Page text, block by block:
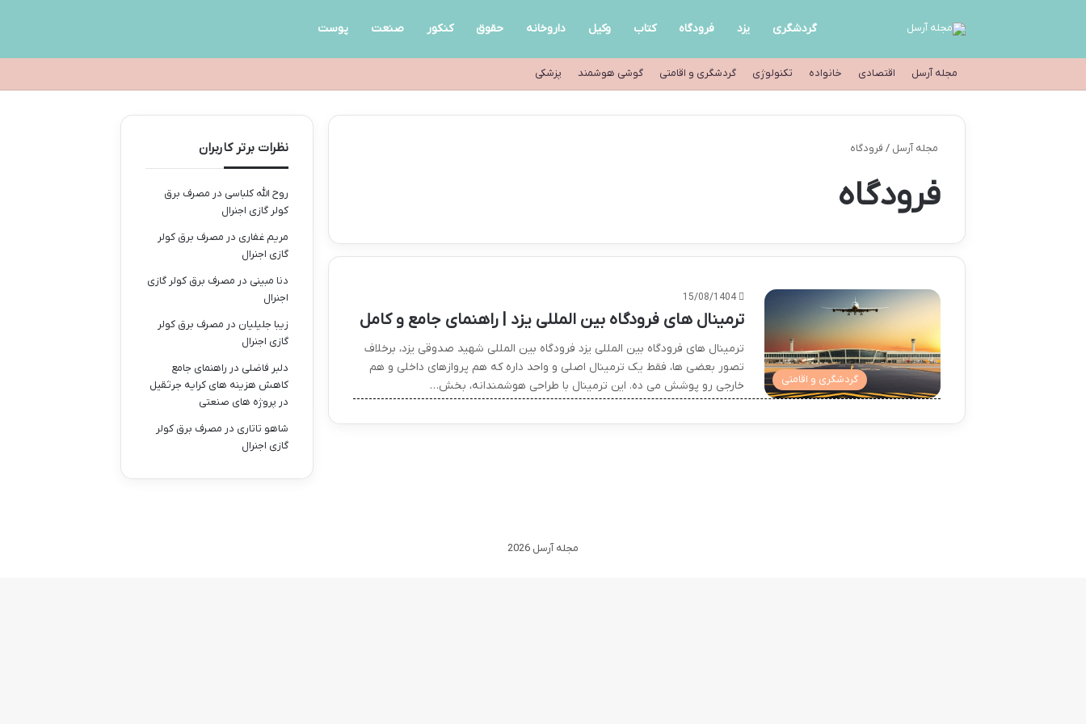
گردشگری یزد فرودگاه کتاب وکیل داروخانه حقوق کنکور صنعت پوست
مجله آرسل اقتصادی خانواده تکنولوژی گردشگری و اقامتی گوشی هوشمند پزشکی
مجله آرسل / فرودگاه
فرودگاه
گردشگری و اقامتی
15/08/1404
ترمینال های فرودگاه بین المللی یزد | راهنمای جامع و کامل
ترمینال های فرودگاه بین المللی یزد فرودگاه بین المللی شهید صدوقی یزد، برخلاف
تصور بعضی ها، فقط یک ترمینال اصلی و واحد داره که هم پروازهای داخلی و هم
خارجی رو پوشش می ده. این ترمینال با طراحی هوشمندانه، بخش…
نظرات برتر کاربران
روح الله کلباسی در مصرف برق
کولر گازی اجنرال
مریم غفاری در مصرف برق کولر
گازی اجنرال
دنا مبینی در مصرف برق کولر گازی
اجنرال
زیبا جلیلیان در مصرف برق کولر
گازی اجنرال
دلبر فاضلی در راهنمای جامع
کاهش هزینه های کرایه جرثقیل
در پروژه های صنعتی
شاهو تاتاری در مصرف برق کولر
گازی اجنرال
مجله آرسل 2026